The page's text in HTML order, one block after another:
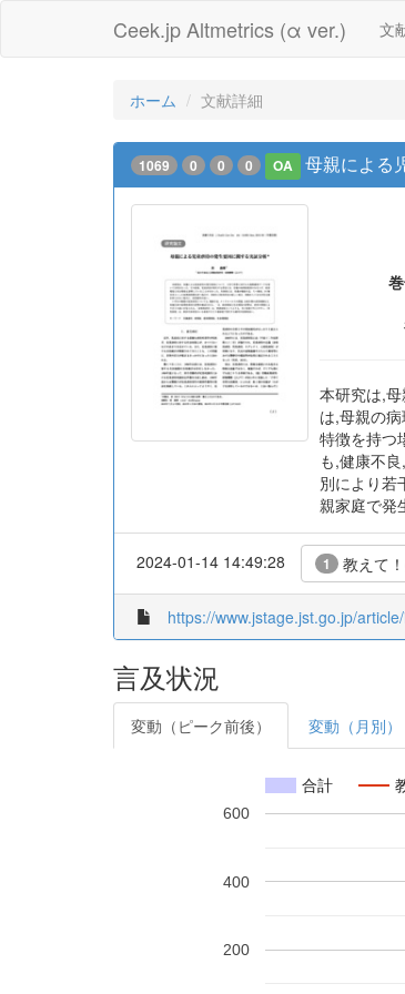
Ceek.jp Altmetrics (α ver.) 文
ホーム 文献詳細
1069 0 0 0 OA 母親による
本研究は,
は,母親の
特徴を持つ
も,健康不
別により若
親家庭で発
2024-01-14 14:49:28 1 教えて
https://www.jstage.jst.go.jp/
言及状況
変動（ピーク前後） 変動（月別）
合計
200
400
600